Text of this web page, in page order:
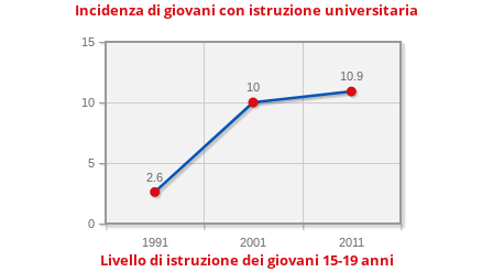
Incidenza di giovani con istruzione universitaria
1991 2001 2011
0
5
10
15
10.9
10
2.6
Livello di istruzione dei giovani 15-19 anni